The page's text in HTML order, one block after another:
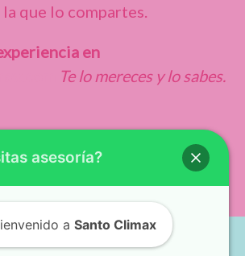
que lo compartes.
en
Te lo mereces y lo sabes.
asesoría?
a Santo Climax